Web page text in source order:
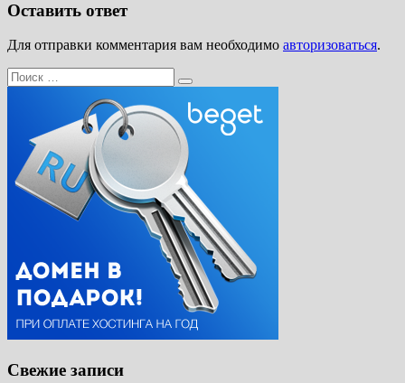
Оставить ответ
Для отправки комментария вам необходимо авторизоваться.
Поиск
для:
Поиск
Свежие записи